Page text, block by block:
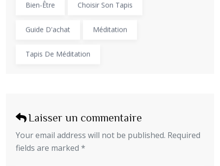
Bien-Être Choisir Son Tapis
Guide D'achat Méditation
Tapis De Méditation
Laisser un commentaire
Your email address will not be published. Required
fields are marked *